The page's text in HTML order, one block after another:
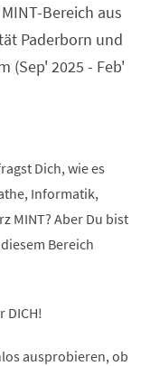
Bereich aus
Paderborn und
(Sep' 2025 - Feb'
Dich, wie es
Informatik,
MINT? Aber Du bist
Bereich
DICH!
ausprobieren, ob